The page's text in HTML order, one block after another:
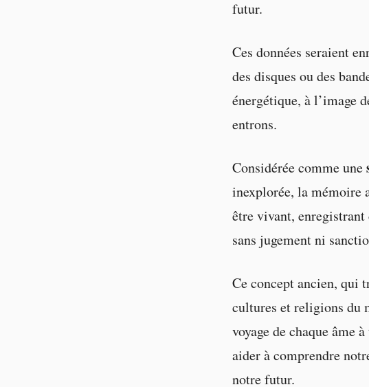
futur.
Ces données seraient
des disques ou des
énergétique, à l’image
entrons.
Considérée comme une
inexplorée, la mémoire
être vivant, enregistrant
sans jugement ni
Ce concept ancien, qui
cultures et religions du
voyage de chaque âme
aider à comprendre
notre futur.